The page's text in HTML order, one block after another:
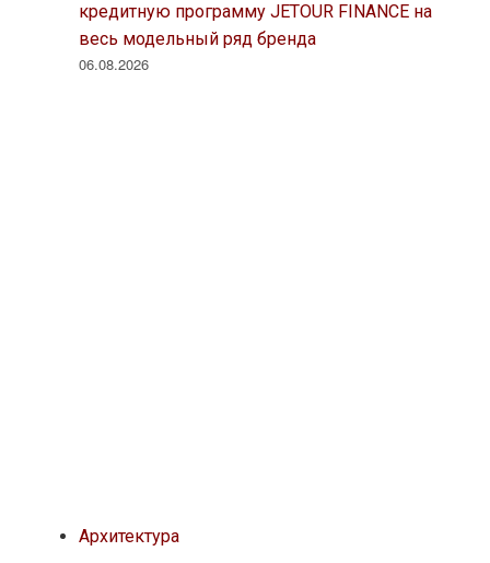
кредитную программу JETOUR FINANCE на
весь модельный ряд бренда
06.08.2026
Архитектура